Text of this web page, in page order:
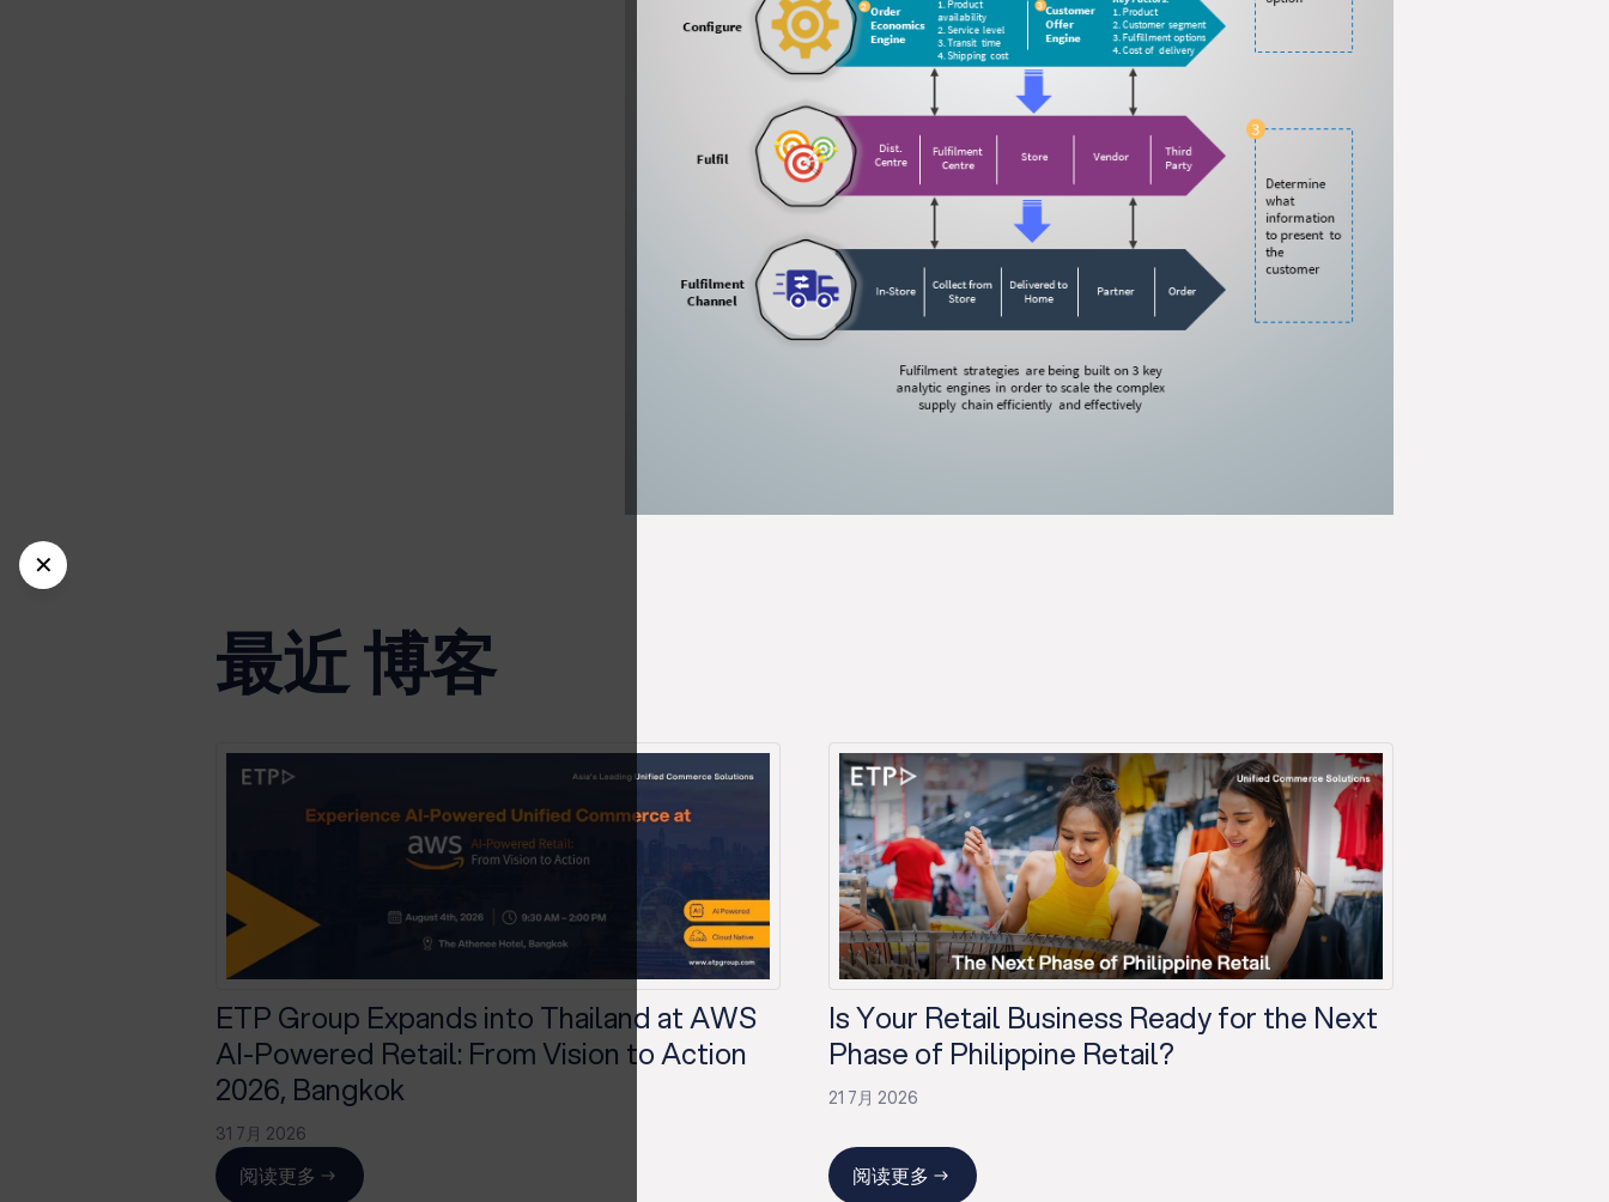
最近 博客
ETP Group Expands into Thailand at AWS
AI-Powered Retail: From Vision to Action
2026, Bangkok
31 7月 2026
阅读更多
Is Your Retail Business Ready for the Next
Phase of Philippine Retail?
21 7月 2026
阅读更多
✕